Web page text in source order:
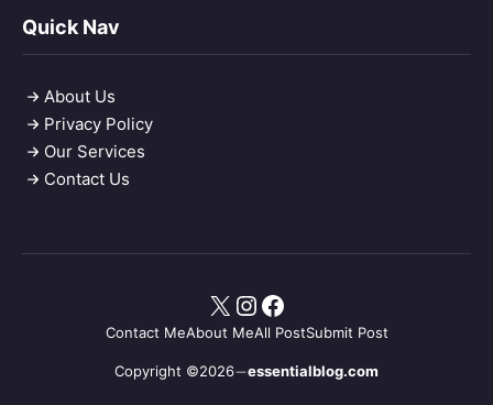
Quick Nav
About Us
Privacy Policy
Our Services
Contact Us
Copyright ©2026 essentialblog.com
Contact MeAbout MeAll PostSubmit Post
X Instagram
Facebook